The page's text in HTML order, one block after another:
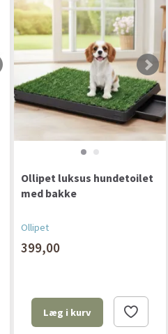
Ollipet luksus hundetoilet
med bakke
Ollipet
399,00
Læg i kurv